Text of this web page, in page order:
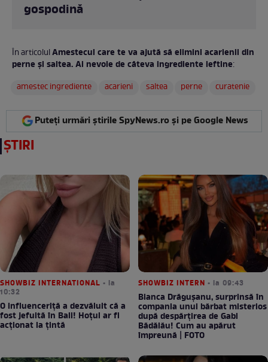
gospodină
În articolulAmestecul care te va ajută să elimini acarienii din
perne și saltea. Ai nevoie de câteva ingrediente ieftine:
amestec ingrediente
acarieni saltea perne curatenie
Puteți urmări știrile SpyNews.ro și pe Google News
ȘTIRI
SHOWBIZ INTERNATIONAL • la
10:32
O influenceriță a dezvăluit că a
fost jefuită în Bali! Hoțul ar fi
acționat la țintă
SHOWBIZ INTERN • la 09:43
Bianca Drăgușanu, surprinsă în
compania unui bărbat misterios
după despărțirea de Gabi
Bădălău! Cum au apărut
împreună | FOTO